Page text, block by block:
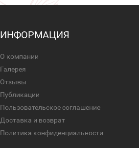
ИНФОРМАЦИЯ
О компании
Галерея
Отзывы
Публикации
Пользовательское соглашение
Доставка и возврат
Политика конфиденциальности